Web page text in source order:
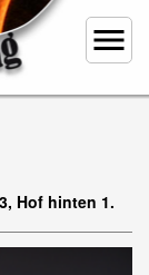
menu
Hof hinten 1.